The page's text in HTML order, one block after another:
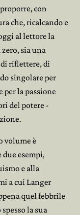
con
che, ricalcando e
al lettore la
sia una
riflettere, di
singolare per
per la passione
del potere -
volume è
due esempi,
e alla
a cui Langer
quel febbrile
la sua